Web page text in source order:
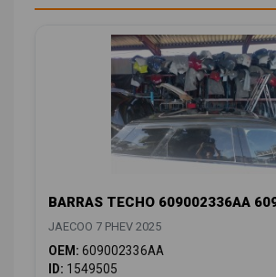
BARRAS TECHO 609002336AA
JAECOO 7 PHEV 2025
OEM: 609002336AA
ID: 1549505